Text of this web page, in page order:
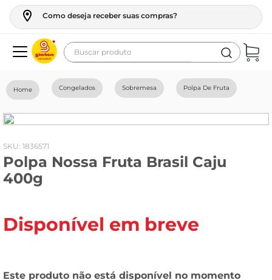
Como deseja receber suas compras?
Buscar produto
Congelados Sobremesa Polpa De Fruta
: 1836571
Polpa Nossa Fruta Brasil Caju
400g
Disponível em breve
geladeira
fogao
café
cerveja
vinho